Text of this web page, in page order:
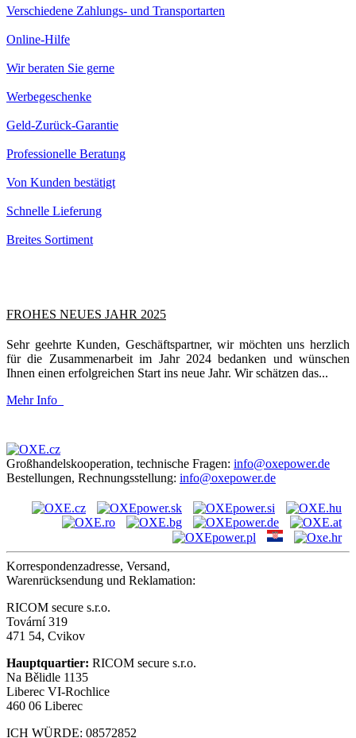
Verschiedene Zahlungs- und Transportarten
Online-Hilfe
Wir beraten Sie gerne
Werbegeschenke
Geld-Zurück-Garantie
Professionelle Beratung
Von Kunden bestätigt
Schnelle Lieferung
Breites Sortiment
FROHES NEUES JAHR 2025
Sehr geehrte Kunden, Geschäftspartner, wir möchten uns herzlich
für die Zusammenarbeit im Jahr 2024 bedanken und wünschen
Ihnen einen erfolgreichen Start ins neue Jahr. Wir schätzen das...
Mehr Info
Großhandelskooperation, technische Fragen: info@oxepower.de
Bestellungen, Rechnungsstellung: info@oxepower.de
Korrespondenzadresse, Versand,
Warenrücksendung und Reklamation:
RICOM secure s.r.o.
Tovární 319
471 54, Cvikov
Hauptquartier: RICOM secure s.r.o.
Na Bělidle 1135
Liberec VI-Rochlice
460 06 Liberec
ICH WÜRDE: 08572852